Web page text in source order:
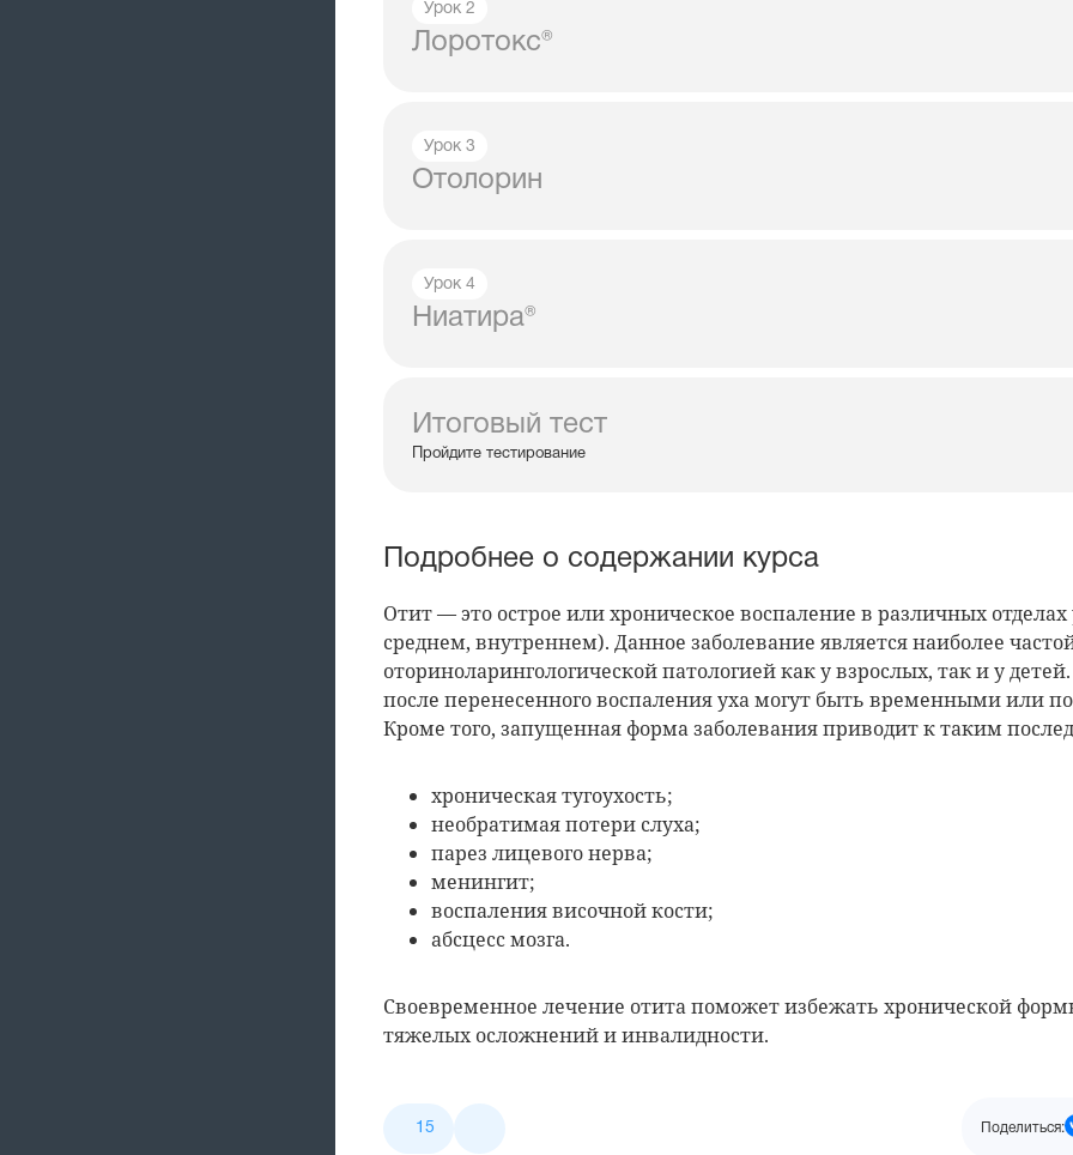
Урок 2
Лоротокс®
Урок 3
Отолорин
Урок 4
Ниатира®
Итоговый тест
Пройдите тестирование
Подробнее о содержании курса
Отит — это острое или хроническое воспаление в различных
среднем, внутреннем). Данное заболевание является наиболее
оториноларингологической патологией как у взрослых, так и у
после перенесенного воспаления уха могут быть временными или
Кроме того, запущенная форма заболевания приводит к таким
хроническая тугоухость;
необратимая потери слуха;
парез лицевого нерва;
менингит;
воспаления височной кости;
абсцесс мозга.
Своевременное лечение отита поможет избежать хронической
тяжелых осложнений и инвалидности.
Лайки
15 Поделиться: